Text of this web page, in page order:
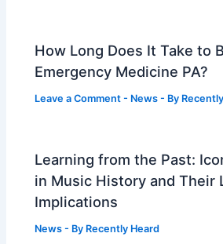
How Long Does It Take to
Emergency Medicine PA?
Leave a Comment - News - By
Learning from the Past:
in Music History and Their
Implications
News - By Recently Heard